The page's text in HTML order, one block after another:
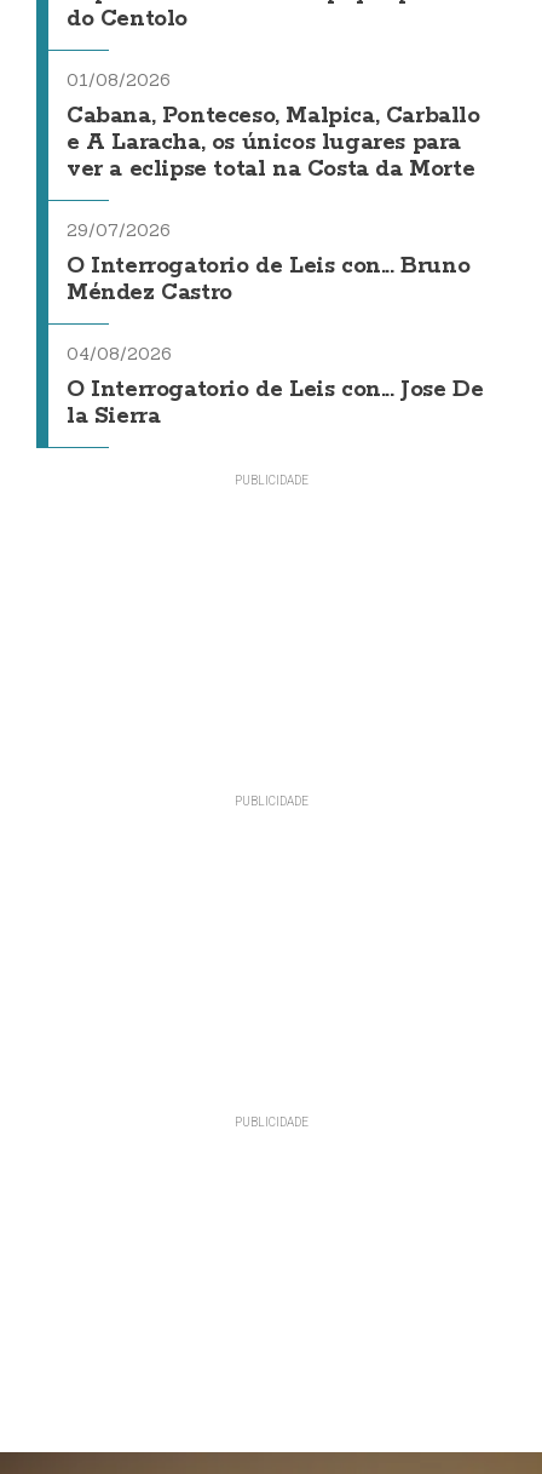
do Centolo
01/08/2026
Cabana, Ponteceso, Malpica, Carballo
e A Laracha, os únicos lugares para
ver a eclipse total na Costa da Morte
29/07/2026
O Interrogatorio de Leis con... Bruno
Méndez Castro
04/08/2026
O Interrogatorio de Leis con... Jose De
la Sierra